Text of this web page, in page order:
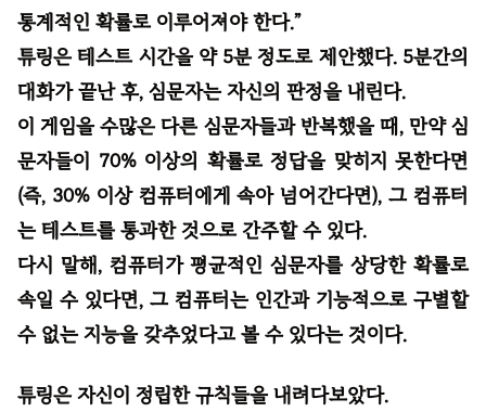
통계적인 확률로 이루어져야 한다.”
튜링은 테스트 시간을 약 5분 정도로 제안했다. 5분간의
대화가 끝난 후, 심문자는 자신의 판정을 내린다.
이 게임을 수많은 다른 심문자들과 반복했을 때, 만약 심
문자들이 70% 이상의 확률로 정답을 맞히지 못한다면
(즉, 30% 이상 컴퓨터에게 속아 넘어간다면), 그 컴퓨터
는 테스트를 통과한 것으로 간주할 수 있다.
다시 말해, 컴퓨터가 평균적인 심문자를 상당한 확률로
속일 수 있다면, 그 컴퓨터는 인간과 기능적으로 구별할
수 없는 지능을 갖추었다고 볼 수 있다는 것이다.
튜링은 자신이 정립한 규칙들을 내려다보았다.